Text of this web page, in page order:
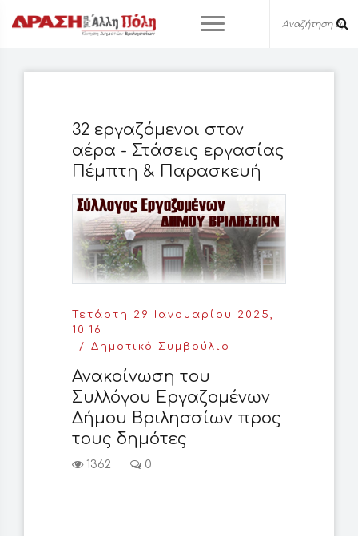
32 εργαζόμενοι στον
αέρα - Στάσεις εργασίας
Πέμπτη & Παρασκευή
Τετάρτη 29 Ιανουαρίου 2025,
10:16
Δημοτικό Συμβούλιο
Ανακοίνωση του
Συλλόγου Eργαζομένων
Δήμου Βριλησσίων προς
τους δημότες
1362 0